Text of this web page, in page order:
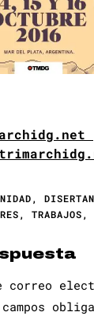
,
, TRABAJOS,
correo
campos